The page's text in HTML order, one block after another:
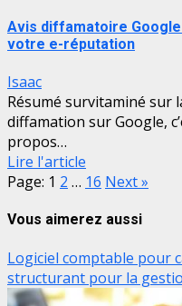
Avis diffamatoire
votre e-réputation
Isaac
Résumé survitaminé sur
diffamation sur Google,
propos…
Lire l'article
Page: 1 2 … 16 Next»
Vous aimerez aussi
Logiciel comptable pour
structurant pour la